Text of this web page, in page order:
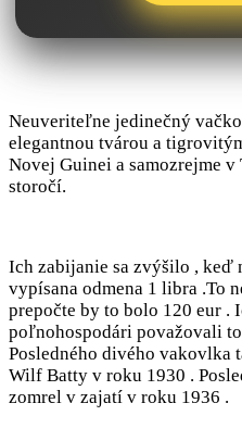
Neuveriteľne jedinečný
elegantnou tvárou a
Novej Guinei a samozrejme
storočí.
Ich zabijanie sa zvýšilo , keď
vypísana odmena 1 libra .To
prepočte by to bolo 120 eur .
poľnohospodári považovali
Posledného divého vakovlka
Wilf Batty v roku 1930 .
zomrel v zajatí v roku 1936 .